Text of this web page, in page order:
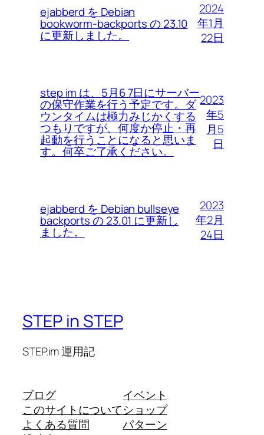
ejabberd を Debian
bookworm-backports の 23.10
に更新しました。
2024
年1月
22日
step im は、5月6 7日にサーバー
の保守作業を行う予定です。ダ
ウンタイムは極力みじかくする
つもりですが、何度か停止・再
起動を行うことになると思いま
す。何卒ご了承ください。
2023
年5
月5
日
ejabberd を Debian bullseye
backports の 23.01 に更新し
ました。
2023
年2月
24日
STEP in STEP
STEP.im 運用記
ブログ
このサイトについて
よくある質問
イベント
ショップ
パターン